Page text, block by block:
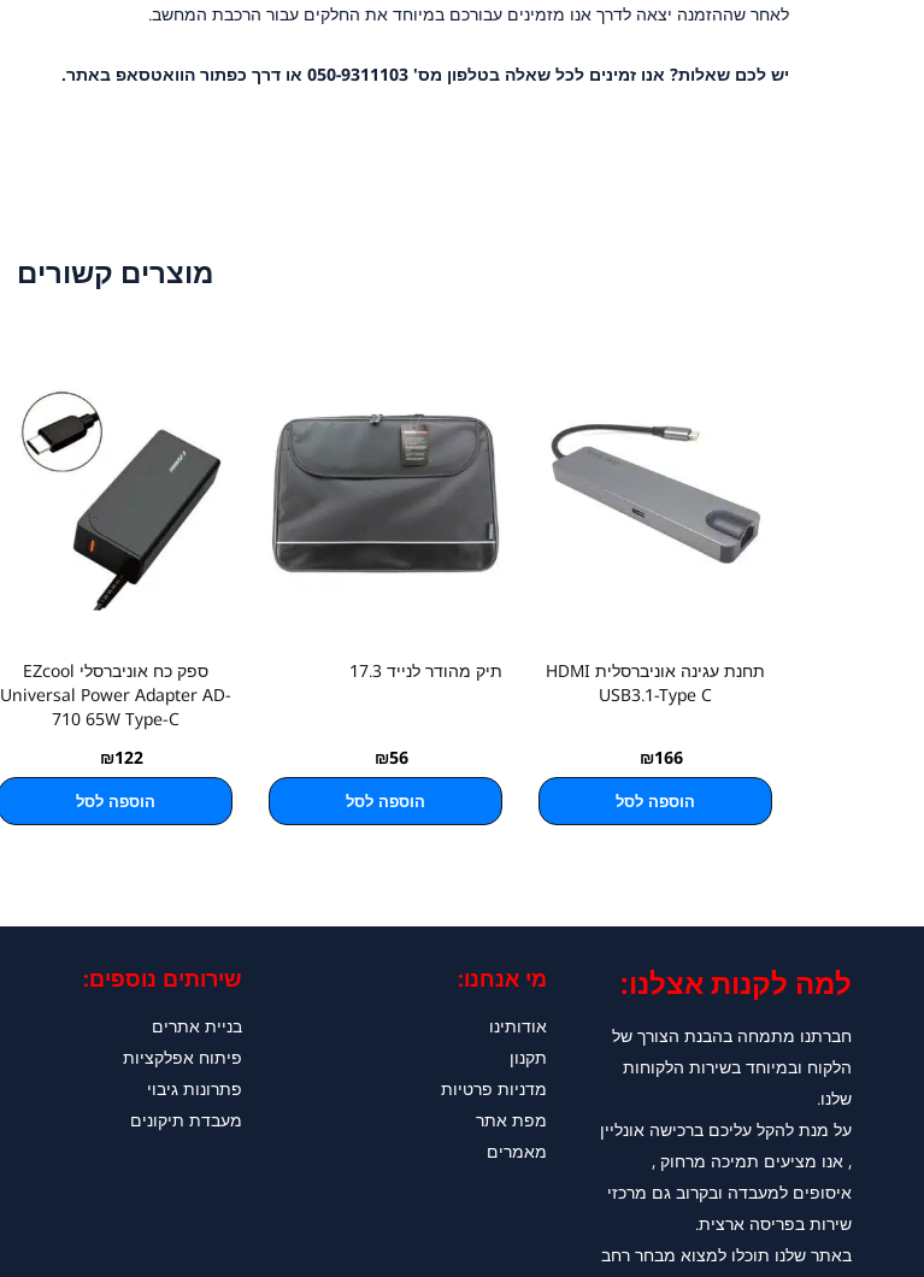
לאחר שההזמנה יצאה לדרך אנו מזמינים עבורכם במיוחד את החלקים עבור הרכבת המחשב.
יש לכם שאלות? אנו זמינים לכל שאלה בטלפון מס' 050-9311103 או דרך כפתור הוואטסאפ באתר.
מוצרים קשורים
תחנת עגינה אוניברסלית HDMI
USB3.1-Type C
₪166
הוספה לסל
תיק מהודר לנייד 17.3
₪56
הוספה לסל
ספק כח אוניברסלי EZcool
Universal Power Adapter AD-
710 65W Type-C
₪122
הוספה לסל
למה לקנות אצלנו:​
חברתנו מתמחה בהבנת הצורך של
הלקוח ובמיוחד בשירות הלקוחות
שלנו.
על מנת להקל עליכם ברכישה אונליין
, אנו מציעים תמיכה מרחוק ,
איסופים למעבדה ובקרוב גם מרכזי
שירות בפריסה ארצית.
באתר שלנו תוכלו למצוא מבחר רחב
מי אנחנו:
אודותינו
תקנון
מדניות פרטיות
מפת אתר
מאמרים
שירותים נוספים:
בניית אתרים
פיתוח אפלקציות
פתרונות גיבוי
מעבדת תיקונים